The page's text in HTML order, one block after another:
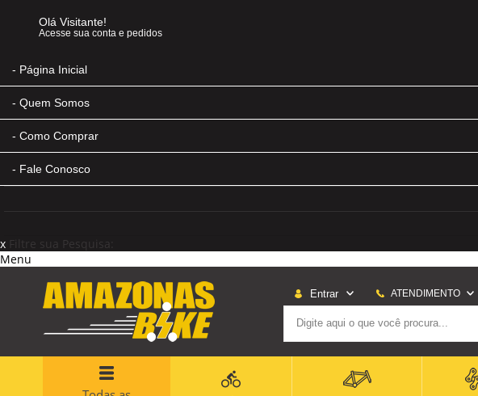
Olá Visitante!
Acesse sua conta e pedidos
Página Inicial
Quem Somos
Como Comprar
Fale Conosco
x Filtre sua Pesquisa:
Menu
Entrar ATENDIMENTO